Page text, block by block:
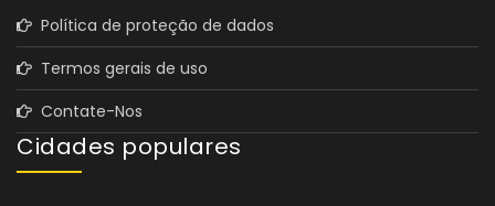
Política de proteção de dados
Termos gerais de uso
Contate-Nos
Cidades populares